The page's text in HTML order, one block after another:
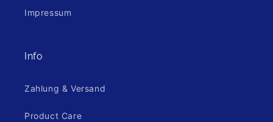
Impressum
Info
Zahlung & Versand
Product Care